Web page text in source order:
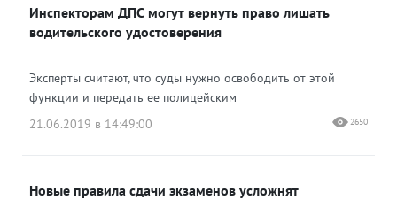
Инспекторам ДПС могут вернуть право лишать
водительского удостоверения
Эксперты считают, что суды нужно освободить от этой
функции и передать ее полицейским
21.06.2019 в 14:49:00
2650
Новые правила сдачи экзаменов усложнят